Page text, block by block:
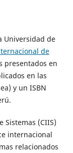
Universidad de
de
presentados en
en las
y un ISBN
Sistemas (CIIS)
internacional
relacionados